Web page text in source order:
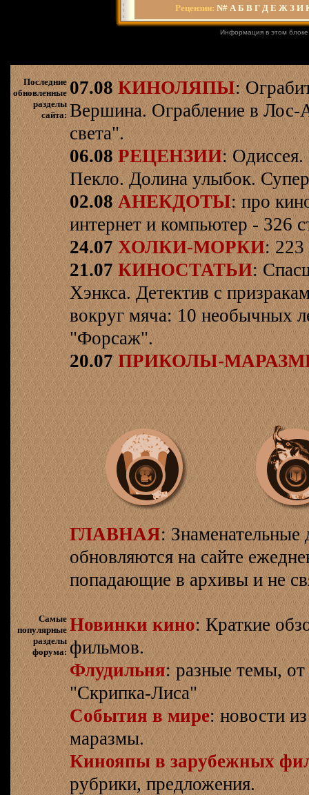
Рецензии: N# А Б В Г Д Е Ж З И
Информация в этом
Последние
обновленные
разделы
сайта:
07.08 КИНОЛЯПЫ:
Вершина. Ограбление в Лос-
света".
06.08 РЕЦЕНЗИИ:
Пекло. Долина улыбок.
02.08 АНЕКДОТЫ: про
интернет и компьютер - 326
24.07 ХОЛКИ-МОРКИ: 223
21.07 КИНОСТАТЬИ:
Хэнкса. Детектив с
вокруг мяча: 10 необычных
"Форсаж".
20.07 ПРИКОЛЫ-
ГЛАВНАЯ: Знаменательные
обновляются на сайте
попадающие в архивы и не
Самые
популярные
разделы
форума:
Новинки кино: Краткие
фильмов.
Флудильня: разные темы,
"Скрипка-Лиса"
События в мире: новости
маразмы.
Кинояпы в зарубежных
рубрики, предложения.